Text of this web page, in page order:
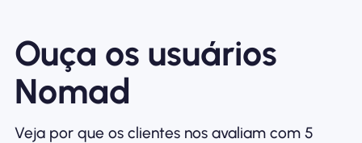
Ouça os usuários
Nomad
Veja por que os clientes nos avaliam com 5